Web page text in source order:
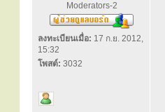
Moderators-2
ลงทะเบียนเมื่อ: 17 ก.ย. 2012,
15:32
โพสต์: 3032